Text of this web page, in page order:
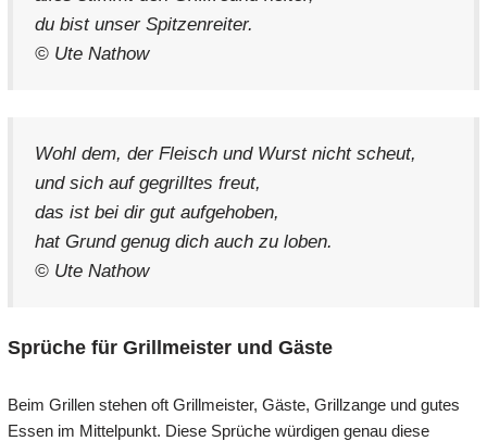
du bist unser Spitzenreiter.
© Ute Nathow
Wohl dem, der Fleisch und Wurst nicht scheut,
und sich auf gegrilltes freut,
das ist bei dir gut aufgehoben,
hat Grund genug dich auch zu loben.
© Ute Nathow
Sprüche für Grillmeister und Gäste
Beim Grillen stehen oft Grillmeister, Gäste, Grillzange und gutes
Essen im Mittelpunkt. Diese Sprüche würdigen genau diese